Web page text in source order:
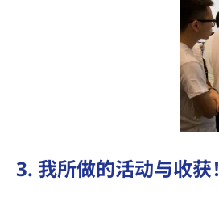
3. 我所做的活动与收获！